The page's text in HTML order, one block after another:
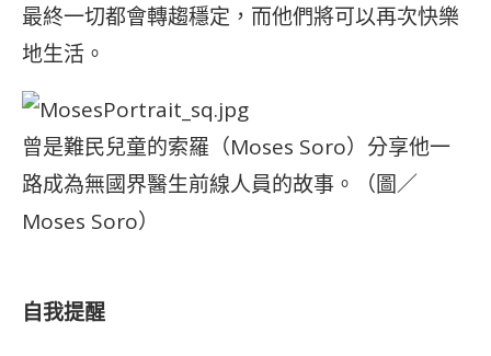
最終一切都會轉趨穩定，而他們將可以再次快樂
地生活。
曾是難民兒童的索羅（Moses Soro）分享他一
路成為無國界醫生前線人員的故事。（圖／
Moses Soro）
自我提醒